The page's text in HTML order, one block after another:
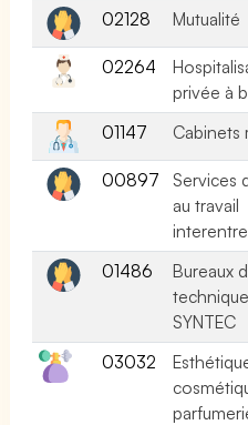
02128 Mutualité
02264
privée à
01147 Cabinets
00897
Services
au travail
01486
Bureaux
SYNTEC
03032